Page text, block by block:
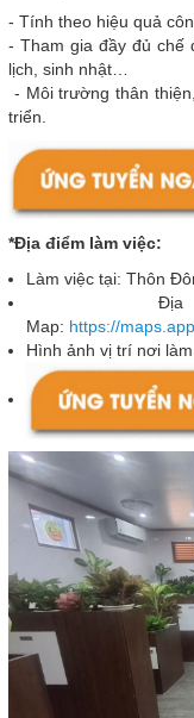
- Tính theo hiệu quả
- Tham gia đầy đủ chế
lịch, sinh nhật…
- Môi trường thân
triển.
*Địa điểm làm việc:
Làm việc tại: Thôn
Địa
Map: https://
Hình ảnh vị trí nơi